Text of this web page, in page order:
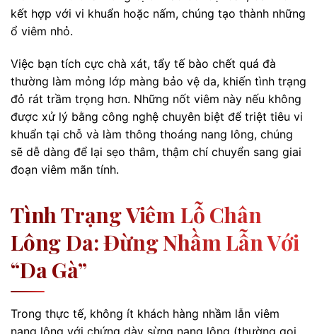
kết hợp với vi khuẩn hoặc nấm, chúng tạo thành những
ổ viêm nhỏ.
Việc bạn tích cực chà xát, tẩy tế bào chết quá đà
thường làm mỏng lớp màng bảo vệ da, khiến tình trạng
đỏ rát trầm trọng hơn. Những nốt viêm này nếu không
được xử lý bằng công nghệ chuyên biệt để triệt tiêu vi
khuẩn tại chỗ và làm thông thoáng nang lông, chúng
sẽ dễ dàng để lại sẹo thâm, thậm chí chuyển sang giai
đoạn viêm mãn tính.
Tình Trạng Viêm Lỗ Chân
Lông Da: Đừng Nhầm Lẫn Với
“da Gà”
Trong thực tế, không ít khách hàng nhầm lẫn viêm